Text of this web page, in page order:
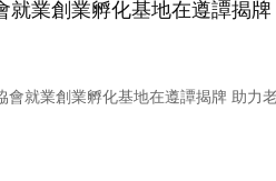
就業創業孵化基地在遵譚揭
就業創業孵化基地在遵譚揭牌 助力老兵賦